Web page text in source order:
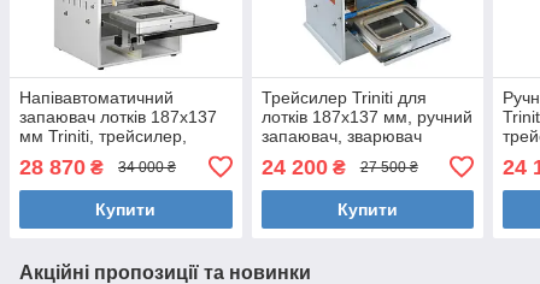
Напівавтоматичний
запаювач лотків 187х137
мм Triniti, трейсилер,
термопакування
28 870 ₴ 34 000 ₴
Купити
Трейсилер Triniti для
лотків 187х137 мм, ручний
запаювач, зварювач
лотків, термообладнання
24 200₴ 27 500 ₴
Купити
24
Акційні пропозиції та новинки